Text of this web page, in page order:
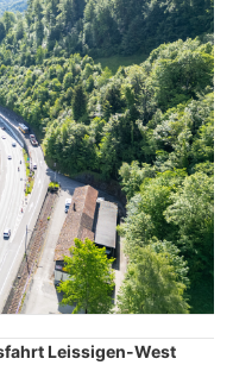
Leissigen-West